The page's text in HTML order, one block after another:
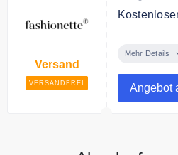
die in den
Versand
VERSANDFREI
Mehr Details
Angebot